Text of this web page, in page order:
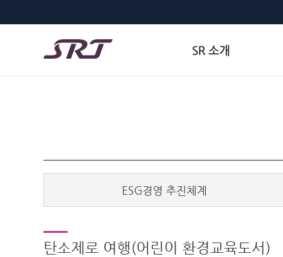
SR 소개
ESG경영 추진체계
탄소제로 여행(어린이 환경교육도서)